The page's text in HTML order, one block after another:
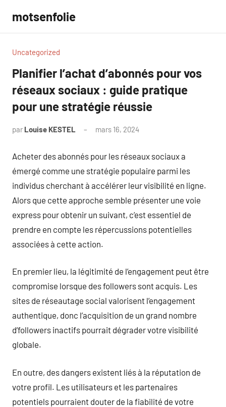
contenu
motsenfolie
Uncategorized
Planifier l’achat d’abonnés pour vos
réseaux sociaux : guide pratique
pour une stratégie réussie
par Louise KESTEL mars 16, 2024
Acheter des abonnés pour les réseaux sociaux a
émergé comme une stratégie populaire parmi les
individus cherchant à accélérer leur visibilité en ligne.
Alors que cette approche semble présenter une voie
express pour obtenir un suivant, c’est essentiel de
prendre en compte les répercussions potentielles
associées à cette action.
En premier lieu, la légitimité de l’engagement peut être
compromise lorsque des followers sont acquis. Les
sites de réseautage social valorisent l’engagement
authentique, donc l’acquisition de un grand nombre
d’followers inactifs pourrait dégrader votre visibilité
globale.
En outre, des dangers existent liés à la réputation de
votre profil. Les utilisateurs et les partenaires
potentiels pourraient douter de la fiabilité de votre